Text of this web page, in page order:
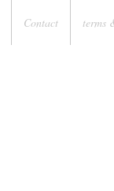
Contact terms